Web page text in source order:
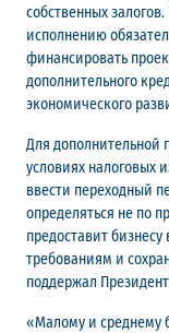
собственных
исполнению
финансировать
дополнительного
экономического
Для дополнительной
условиях налоговых
ввести переходный
определяться не по
предоставит
требованиям и
поддержал
«Малому и среднему